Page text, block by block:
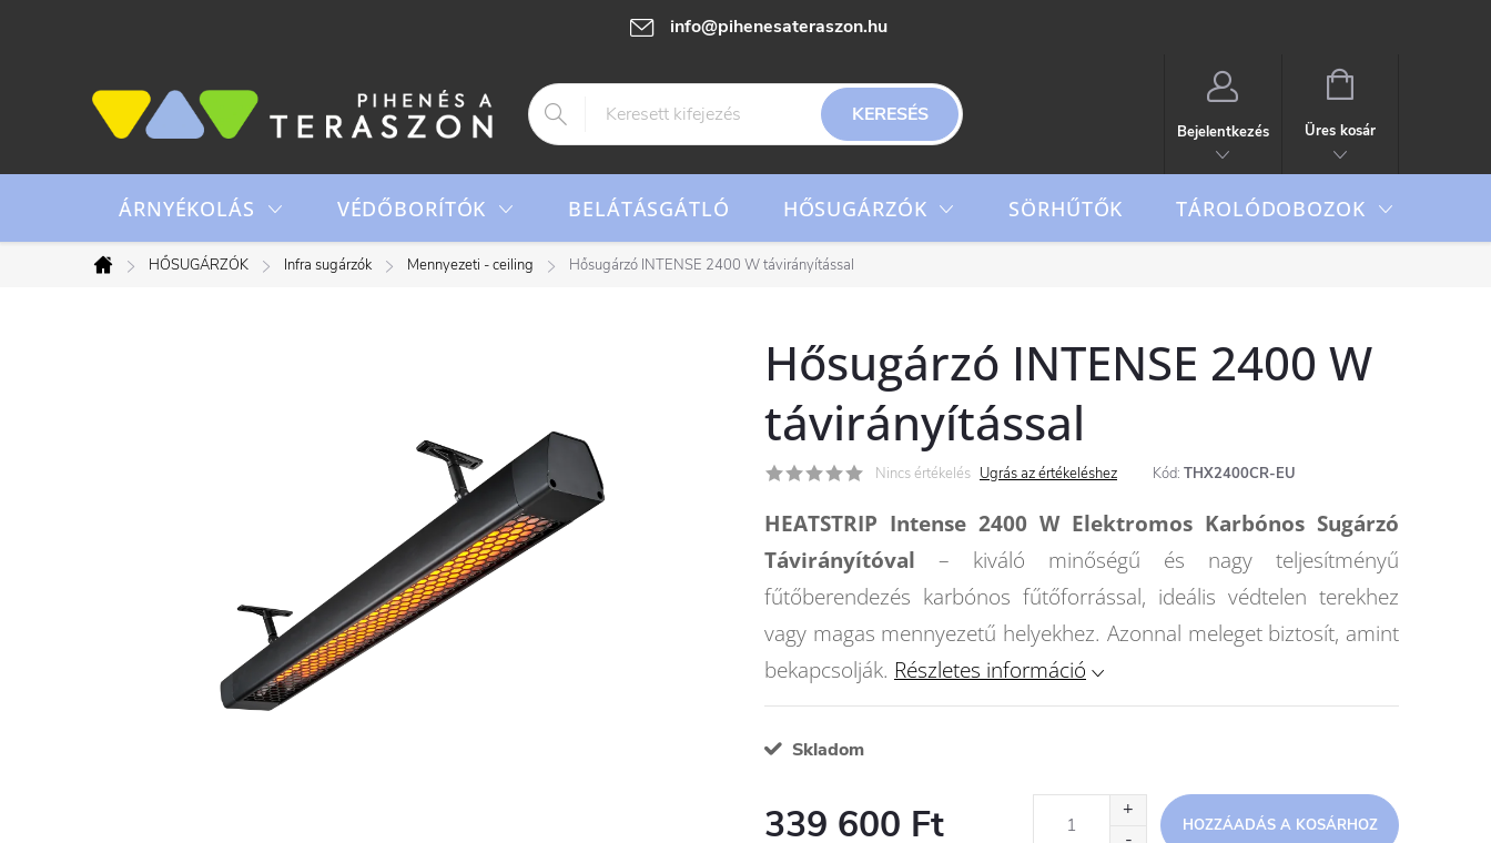
info@pihenesateraszon.hu
KERESÉS
Bejelentkezés
KOSÁR
Üres kosár
ÁRNYÉKOLÁS VÉDŐBORÍTÓK BELÁTÁSGÁTLÓ HŐSUGÁRZÓK SÖRHŰTŐK TÁROLÓDOBOZOK
Kezdőlap
HŐSUGÁRZÓK Infra sugárzók Mennyezeti - ceiling Hősugárzó INTENSE 2400 W távirányítással
Hősugárzó INTENSE 2400 W
távirányítással
Nincs értékelés Ugrás az értékeléshez Kód: THX2400CR-EU
HEATSTRIP Intense 2400 W Elektromos Karbónos Sugárzó
Távirányítóval – kiváló minőségű és nagy teljesítményű
fűtőberendezés karbónos fűtőforrással, ideális védtelen terekhez
vagy magas mennyezetű helyekhez. Azonnal meleget biztosít, amint
bekapcsolják. Részletes információ
Skladom
339 600 Ft HOZZÁADÁS A KOSÁRHOZ